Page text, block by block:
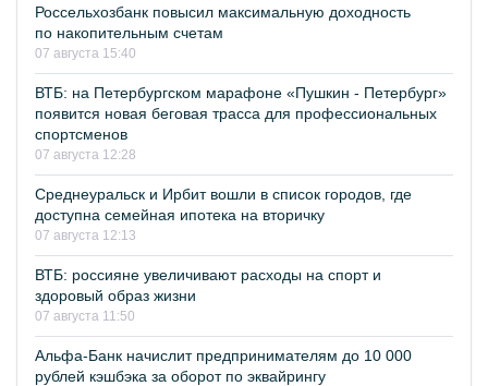
Россельхозбанк повысил максимальную доходность
по накопительным счетам
07 августа 15:40
ВТБ: на Петербургском марафоне «Пушкин - Петербург»
появится новая беговая трасса для профессиональных
спортсменов
07 августа 12:28
Среднеуральск и Ирбит вошли в список городов, где
доступна семейная ипотека на вторичку
07 августа 12:13
ВТБ: россияне увеличивают расходы на спорт и
здоровый образ жизни
07 августа 11:50
Альфа-Банк начислит предпринимателям до 10 000
рублей кэшбэка за оборот по эквайрингу